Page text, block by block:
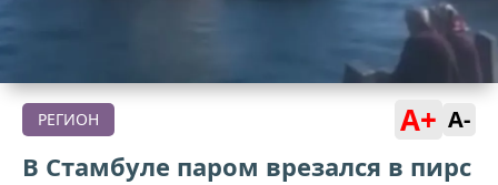
РЕГИОН A+ A-
В Стамбуле паром врезался в пирс